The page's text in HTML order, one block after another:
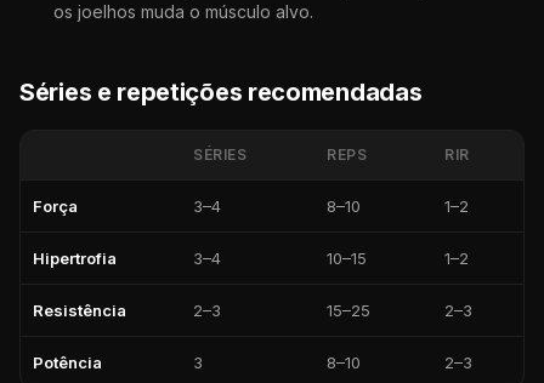
os joelhos muda o músculo alvo.
Séries e repetições recomendadas
SÉRIES REPS RIR
Força 3–4 8–10 1–2
Hipertrofia 3–4 10–15 1–2
Resistência 2–3 15–25 2–3
Potência 3 8–10 2–3